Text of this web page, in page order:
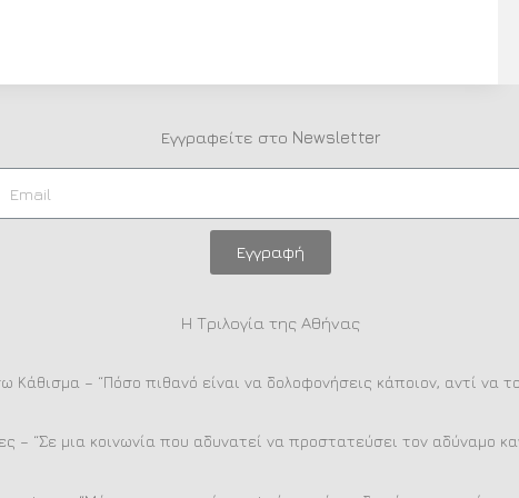
Εγγραφείτε στο Newsletter
Εγγραφή
Η Τριλογία της Αθήνας
Κάθισμα – “Πόσο πιθανό είναι να δολοφονήσεις κάποιον, αντί να
– “Σε μια κοινωνία που αδυνατεί να προστατεύσει τον αδύναμο